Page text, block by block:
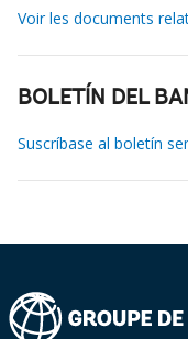
Voir les documents
BOLETÍN DEL
Suscríbase al boletín